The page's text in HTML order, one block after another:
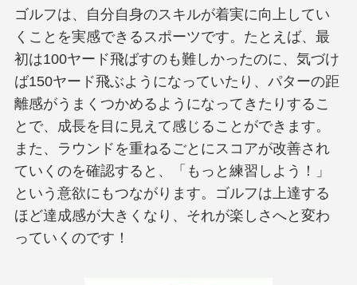
ゴルフは、自分自身のスキルが着実に向上してい
くことを実感できるスポーツです。たとえば、最
初は100ヤード飛ばすのも難しかったのに、気づけ
ば150ヤード飛ぶようになっていたり、パターの距
離感がうまくつかめるようになってきたりするこ
とで、成長を目に見えて感じることができます。
また、ラウンドを重ねるごとにスコアが改善され
ていくのを確認すると、「もっと練習しよう！」
という意欲にもつながります。ゴルフは上達する
ほど達成感が大きくなり、それが楽しさへと変わ
っていくのです！